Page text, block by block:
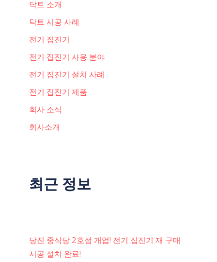
닥트 소개
닥트 시공 사례
전기 집진기
전기 집진기 사용 분야
전기 집진기 설치 사례
전기 집진기 제품
회사 소식
회사소개
최근 정보
당진 중식당 2호점 개업! 전기 집진기 재 구매
시공 설치 완료!